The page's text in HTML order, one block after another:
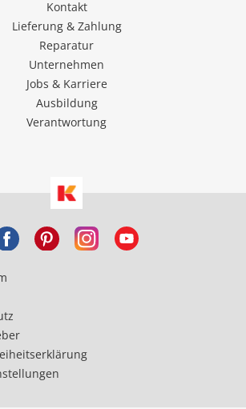
Kontakt
Lieferung & Zahlung
Reparatur
Unternehmen
Jobs & Karriere
Ausbildung
Verantwortung